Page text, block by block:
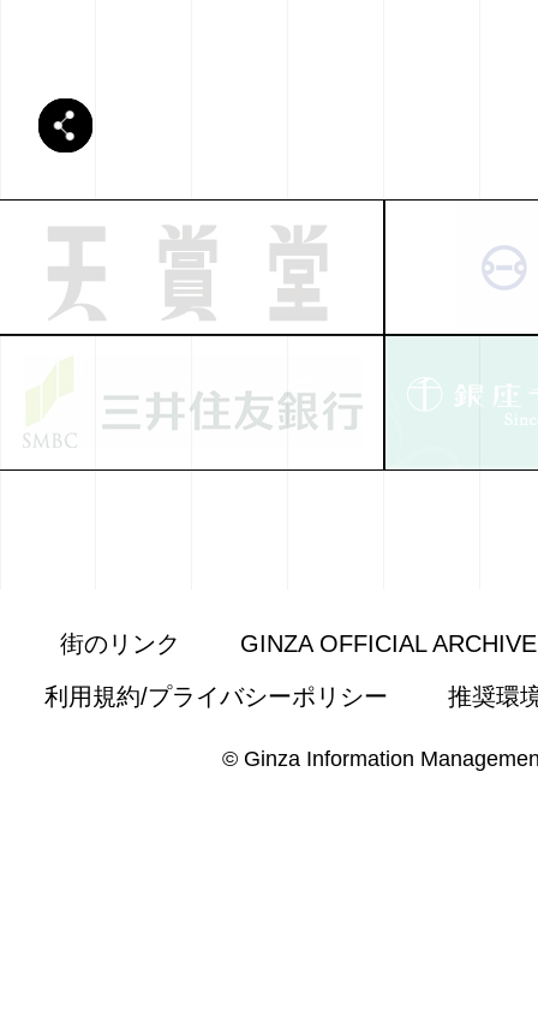
街のリンク
GINZA OFFICIAL
利用規約/プライバシーポリシー
推奨環
© Ginza Information